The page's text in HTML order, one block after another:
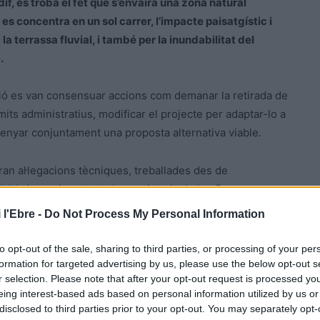
l'Ebre - Do Not Process My Personal Information
opt-out of the sale, sharing to third parties, or processing of your
for targeted advertising by us, please use the below opt-out
selection. Please note that after your opt-out request is processed
interest-based ads based on personal information utilized by us
to third parties prior to your opt-out. You may separately
concentra en un sol carrer, l’impacte paisatgístic i
la terrassa fluvial, i també per la inundabilitat del
es van consensuar accions com demanar la retirada de
administratius, modificar el projecte per adaptar-lo a
conjuntament una proposta alternativa viable.
al·legacions tècniques, treballades des de
; i va animar tant els propietaris de les finques
presenten com a particulars.
, l’empresa de serveis d’ Unió de Pagesos, que
amb les al·legacions conjuntes.
per poder traslladar la visió i el posicionament